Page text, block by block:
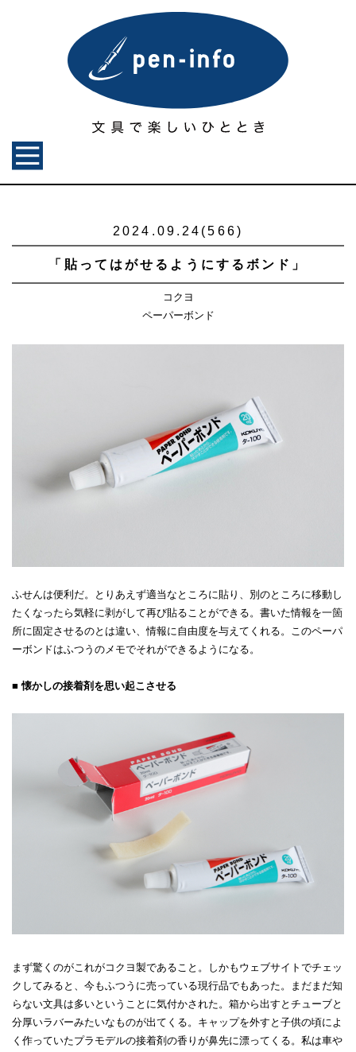
2024.09.24(566)
「貼ってはがせるようにするボンド」
コクヨ
ペーパーボンド
ふせんは便利だ。とりあえず適当なところに貼り、別のところに移動し
たくなったら気軽に剥がして再び貼ることができる。書いた情報を一箇
所に固定させるのとは違い、情報に自由度を与えてくれる。このペーパ
ーボンドはふつうのメモでそれができるようになる。
■ 懐かしの接着剤を思い起こさせる
まず驚くのがこれがコクヨ製であること。しかもウェブサイトでチェッ
クしてみると、今もふつうに売っている現行品でもあった。まだまだ知
らない文具は多いということに気付かされた。箱から出すとチューブと
分厚いラバーみたいなものが出てくる。キャップを外すと子供の頃によ
く作っていたプラモデルの接着剤の香りが鼻先に漂ってくる。私は車や